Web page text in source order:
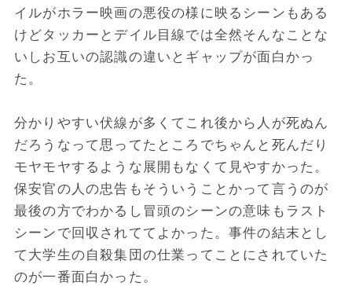
イルがホラー映画の悪役の様に映るシーンもある
けどタッカーとデイル目線では全然そんなことな
いしお互いの認識の違いとギャップが面白かっ
た。
分かりやすい伏線が多くてこれ後から人が死ぬん
だろうなって思ってたところでちゃんと死んだり
モヤモヤするような展開もなくて見やすかった。
保安官の人の忠告もそういうことかって言うのが
最後の方でわかるし冒頭のシーンの意味もラスト
シーンで回収されててよかった。事件の結末とし
て大学生の自殺集団の仕業ってことにされていた
のが一番面白かった。